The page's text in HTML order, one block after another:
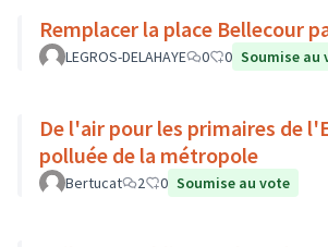
Remplacer la place Bellecour
LEGROS-DELAHAYE 0 0 Soumise au
De l'air pour les primaires de
polluée de la métropole
Bertucat 2 0 Soumise au vote